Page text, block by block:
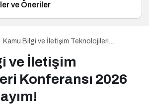
ve Öneriler
Kamu Bilgi ve İletişim Teknolojileri
ve İletişim
Konferansı 2026